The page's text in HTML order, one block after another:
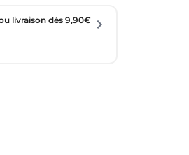
livraison dès 9,90€